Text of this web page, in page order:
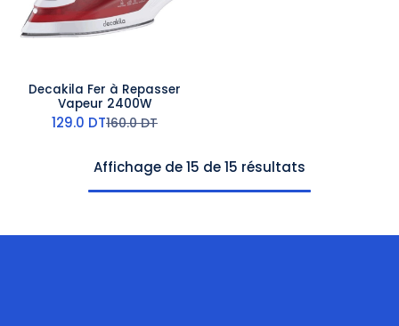
Decakila Fer à Repasser
Vapeur 2400W
129.0 DT160.0DT
Affichage de 15 de 15 résultats